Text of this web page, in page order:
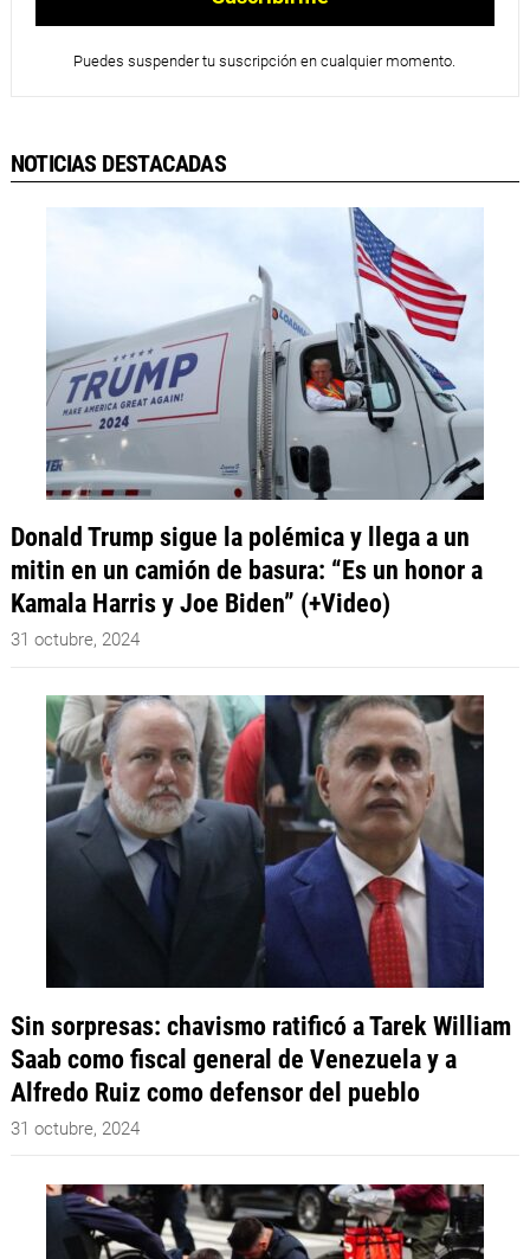
Puedes suspender tu suscripción en cualquier momento.
NOTICIAS DESTACADAS
Donald Trump sigue la polémica y llega a un
mitin en un camión de basura: “Es un honor a
Kamala Harris y Joe Biden” (+Video)
31 octubre, 2024
Sin sorpresas: chavismo ratificó a Tarek William
Saab como fiscal general de Venezuela y a
Alfredo Ruiz como defensor del pueblo
31 octubre, 2024